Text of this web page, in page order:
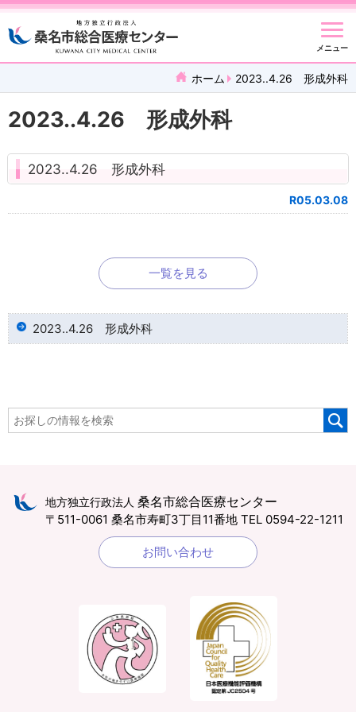
メニュー
ホーム 2023..4.26 形成外科
2023..4.26 形成外科
2023..4.26 形成外科
R05.03.08
一覧を見る
2023..4.26 形成外科
地方独立行政法人 桑名市総合医療センター
〒511-0061 桑名市寿町3丁目11番地 TEL 0594-22-1211
お問い合わせ